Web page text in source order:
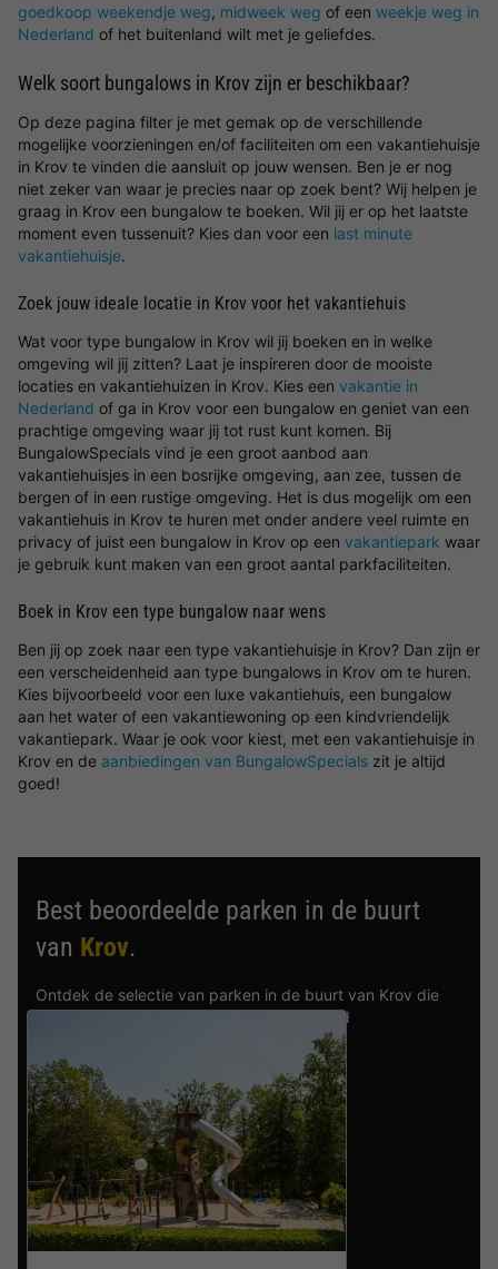
goedkoop weekendje weg, midweek weg of een weekje weg in
Nederland of het buitenland wilt met je geliefdes.
Welk soort bungalows in Krov zijn er beschikbaar?
Op deze pagina filter je met gemak op de verschillende
mogelijke voorzieningen en/of faciliteiten om een vakantiehuisje
in Krov te vinden die aansluit op jouw wensen. Ben je er nog
niet zeker van waar je precies naar op zoek bent? Wij helpen je
graag in Krov een bungalow te boeken. Wil jij er op het laatste
moment even tussenuit? Kies dan voor een last minute
vakantiehuisje.
Zoek jouw ideale locatie in Krov voor het vakantiehuis
Wat voor type bungalow in Krov wil jij boeken en in welke
omgeving wil jij zitten? Laat je inspireren door de mooiste
locaties en vakantiehuizen in Krov. Kies een vakantie in
Nederland of ga in Krov voor een bungalow en geniet van een
prachtige omgeving waar jij tot rust kunt komen. Bij
BungalowSpecials vind je een groot aanbod aan
vakantiehuisjes in een bosrijke omgeving, aan zee, tussen de
bergen of in een rustige omgeving. Het is dus mogelijk om een
vakantiehuis in Krov te huren met onder andere veel ruimte en
privacy of juist een bungalow in Krov op een vakantiepark waar
je gebruik kunt maken van een groot aantal parkfaciliteiten.
Boek in Krov een type bungalow naar wens
Ben jij op zoek naar een type vakantiehuisje in Krov? Dan zijn er
een verscheidenheid aan type bungalows in Krov om te huren.
Kies bijvoorbeeld voor een luxe vakantiehuis, een bungalow
aan het water of een vakantiewoning op een kindvriendelijk
vakantiepark. Waar je ook voor kiest, met een vakantiehuisje in
Krov en de aanbiedingen van BungalowSpecials zit je altijd
goed!
Best beoordeelde parken in de buurt
van Krov.
Ontdek de selectie van parken in de buurt van Krov die
door onze gasten als beste zijn beoordeeld